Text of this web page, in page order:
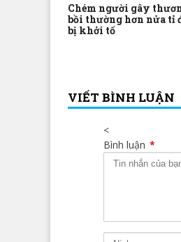
Chém người gây
bồi thường hơn nửa tỉ
bị khởi tố
VIẾT BÌNH LUẬN
<
Bình luận *